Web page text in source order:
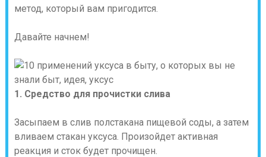
метод, который вам пригодится.
Давайте начнем!
1. Средство для прочистки слива
Засыпаем в слив полстакана пищевой соды, а затем
вливаем стакан уксуса. Произойдет активная
реакция и сток будет прочищен.